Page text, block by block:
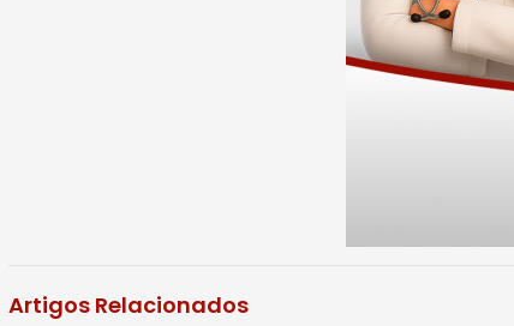
Artigos Relacionados